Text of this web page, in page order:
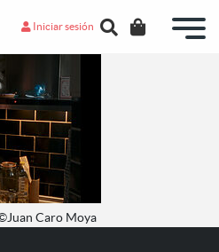
Iniciar sesión
Caro Moya